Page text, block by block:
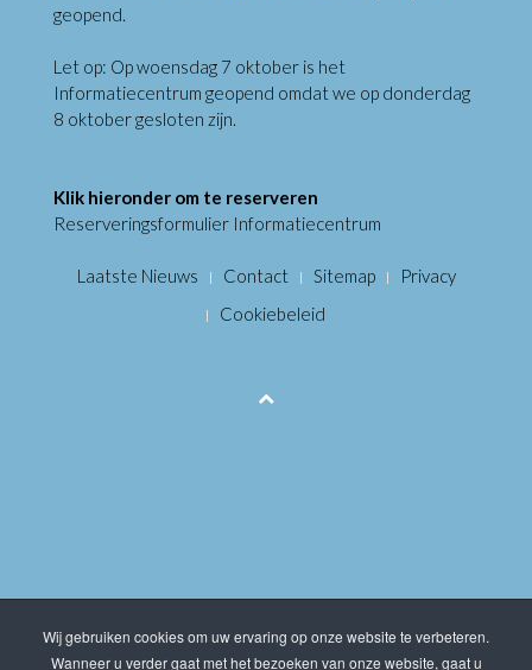
geopend.
Let op: Op woensdag 7 oktober is het
Informatiecentrum geopend omdat we op donderdag
8 oktober gesloten zijn.
Klik hieronder om te reserveren
Reserveringsformulier Informatiecentrum
Laatste Nieuws Contact Sitemap
Privacy
Cookiebeleid
Wij gebruiken cookies om uw ervaring op onze website te verbeteren.
Wanneer u verder gaat met het bezoeken van onze website, gaat u